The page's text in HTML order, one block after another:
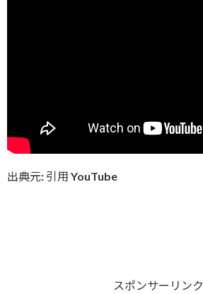
出典元: 引用 YouTube
スポンサーリンク